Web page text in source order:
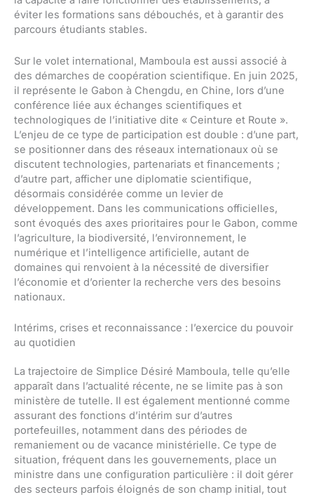
éviter les formations sans débouchés, et à garantir des
parcours étudiants stables.
Sur le volet international, Mamboula est aussi associé à
des démarches de coopération scientifique. En juin 2025,
il représente le Gabon à Chengdu, en Chine, lors d’une
conférence liée aux échanges scientifiques et
technologiques de l’initiative dite « Ceinture et Route ».
L’enjeu de ce type de participation est double : d’une part,
se positionner dans des réseaux internationaux où se
discutent technologies, partenariats et financements ;
d’autre part, afficher une diplomatie scientifique,
désormais considérée comme un levier de
développement. Dans les communications officielles,
sont évoqués des axes prioritaires pour le Gabon, comme
l’agriculture, la biodiversité, l’environnement, le
numérique et l’intelligence artificielle, autant de
domaines qui renvoient à la nécessité de diversifier
l’économie et d’orienter la recherche vers des besoins
nationaux.
Intérims, crises et reconnaissance : l’exercice du pouvoir
au quotidien
La trajectoire de Simplice Désiré Mamboula, telle qu’elle
apparaît dans l’actualité récente, ne se limite pas à son
ministère de tutelle. Il est également mentionné comme
assurant des fonctions d’intérim sur d’autres
portefeuilles, notamment dans des périodes de
remaniement ou de vacance ministérielle. Ce type de
situation, fréquent dans les gouvernements, place un
ministre dans une configuration particulière : il doit gérer
des secteurs parfois éloignés de son champ initial, tout